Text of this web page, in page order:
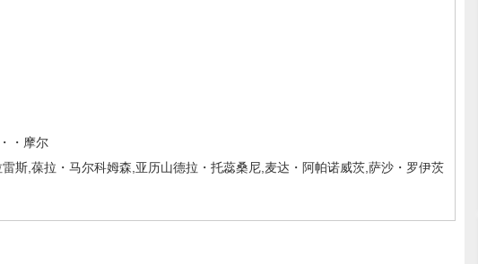
・摩尔
斯,葆拉・马尔科姆森,亚历山德拉・托蕊桑尼,麦达・阿帕诺威茨,萨沙・罗伊茨